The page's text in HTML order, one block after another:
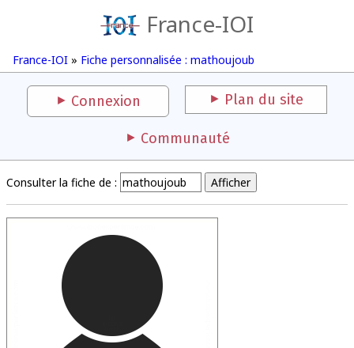
France-IOI
France-IOI » Fiche personnalisée : mathoujoub
Connexion Plan du site
Communauté
Consulter la fiche de :